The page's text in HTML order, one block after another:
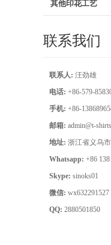
其他印花工艺
联系我们
联系人: 汪劲雄
电话: +86-579-
手机: +86-
邮箱: admin@t-
地址: 浙江省义乌
Whatsapp: +86
Skype: sinoks01
微信: wx632291527
QQ: 2880501850